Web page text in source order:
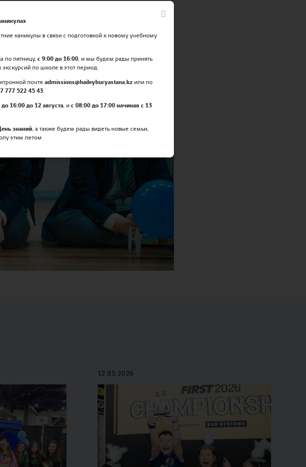
12.05.2026
каникулы в связи с подготовкой к новому учебному
по пятницу, с 9:00 до 16:00, и мы будем рады принять
по школе в этот период.
почте admissions@haileyburyastana.kzили по
777 522 45 43.
до 16:00 до 12 августа, и с 08:00 до 17:00 начиная с 13
знаний, а также будем рады видеть новые семьи,
этим летом